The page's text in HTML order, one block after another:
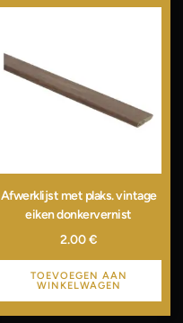
Afwerklijst met plaks. vintage
eiken donkervernist
2.00€
TOEVOEGEN AAN
WINKELWAGEN